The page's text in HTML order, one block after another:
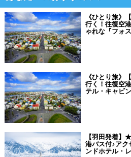
《ひとり旅》
行く！往復空
ゃれな『フォ
《ひとり旅》
行く！往復空
テル・キャビ
【羽田発着】
港バス付♪アク
ンドホテル・